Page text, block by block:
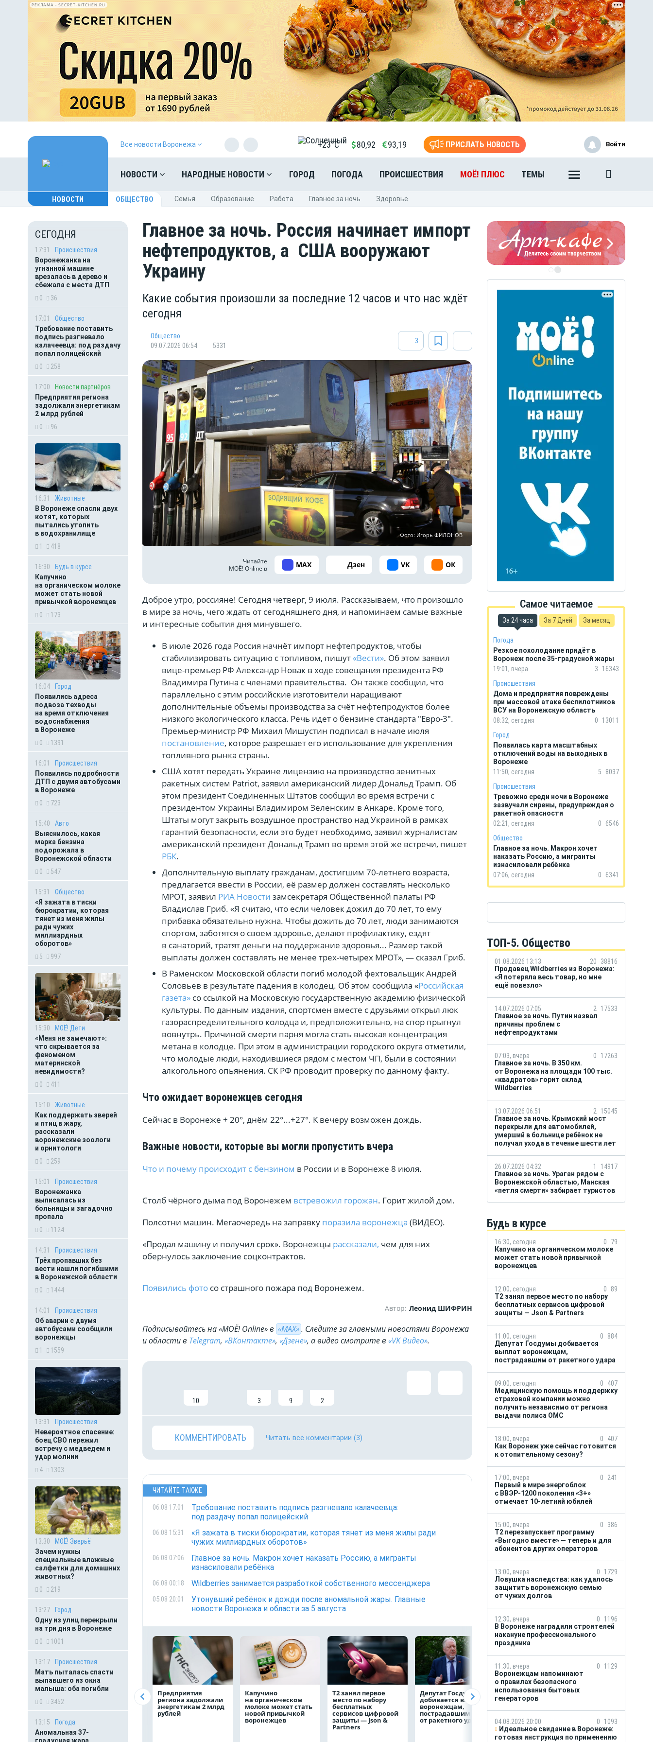
РЕКЛАМА • SECRET-KITCHEN.RU
Все новости Воронежа +23°C 80,92 93,19 ПРИСЛАТЬ НОВОСТЬ
НОВОСТИ НАРОДНЫЕ НОВОСТИ ГОРОД ПОГОДА ПРОИСШЕСТВИЯ МОЁ! ПЛЮС ТЕМЫ
Войти
НОВОСТИ ОБЩЕСТВО Cемья Oбразование Pабота Главное за ночь Здоровье
СЕГОДНЯ
17:31
Происшествия
Воронежанка на
угнанной машине
врезалась в дерево и
сбежала с места ДТП
0
36
17:01
Общество
Требование поставить
подпись разгневало
калачеевца: под раздачу
попал полицейский
0
258
17:00
Новости партнёров
Предприятия региона
задолжали энергетикам
2 млрд рублей
0
96
16:31
Животные
В Воронеже спасли двух
котят, которых
пытались утопить
в водохранилище
1
418
16:30
Будь в курсе
Капучино
на органическом молоке
может стать новой
привычкой воронежцев
0
173
16:04
Город
Появились адреса
подвоза техводы
на время отключения
водоснабжения
в Воронеже
0
1391
16:01
Происшествия
Появились подробности
ДТП с двумя автобусами
в Воронеже
0
723
15:40
Авто
Выяснилось, какая
марка бензина
подорожала в
Воронежской области
0
547
15:31
Общество
«Я зажата в тиски
бюрократии, которая
тянет из меня жилы
ради чужих
миллиардных
оборотов»
5
997
15:30
МОЁ! Дети
«Меня не замечают»:
что скрывается за
феноменом
материнской
невидимости?
0
411
15:10
Животные
Как поддержать зверей
и птиц в жару,
рассказали
воронежские зоологи
и орнитологи
0
259
15:01
Происшествия
Воронежанка
выписалась из
больницы и загадочно
пропала
0
1124
14:31
Происшествия
Трёх пропавших без
вести нашли погибшими
в Воронежской области
0
1444
14:01
Происшествия
Об аварии с двумя
автобусами сообщили
воронежцы
1
1559
13:31
Происшествия
Невероятное спасение:
боец СВО пережил
встречу с медведем и
удар молнии
4
1303
13:30
МОЁ! Зверьё
Зачем нужны
специальные влажные
салфетки для домашних
животных?
0
219
13:27
Город
Одну из улиц перекрыли
на три дня в Воронеже
0
1001
13:17
Происшествия
Мать пыталась спасти
выпавшего из окна
малыша: оба погибли
0
3452
13:15
Погода
Аномальная 37-
Главное за ночь. Россия начинает импорт
нефтепродуктов, а США вооружают
Украину
Какие события произошли за последние 12 часов и что нас ждёт
сегодня
Общество
09.07.2026 06:54
5331
3
Фото: Игорь ФИЛОНОВ
Читайте
МОЁ! Online в
MAX Дзен VK ОК
Доброе утро, россияне! Сегодня четверг, 9 июля. Рассказываем, что произошло
в мире за ночь, чего ждать от сегодняшнего дня, и напоминаем самые важные
и интересные события дня минувшего.
В июле 2026 года Россия начнёт импорт нефтепродуктов, чтобы
стабилизировать ситуацию с топливом, пишут«Вести». Об этом заявил
вице-премьер РФ Александр Новак в ходе совещания президента РФ
Владимира Путина с членами правительства. Он также сообщил, что
параллельно с этим российские изготовители наращивают
дополнительные объемы производства за счёт нефтепродуктов более
низкого экологического класса. Речь идет о бензине стандарта "Евро-3".
Премьер-министр РФ Михаил Мишустин подписал в начале июля
постановление, которое разрешает его использование для укрепления
топливного рынка страны.
США хотят передать Украине лицензию на производство зенитных
ракетных систем Patriot, заявил американский лидер Дональд Трамп. Об
этом президент Соединенных Штатов сообщил во время встречи с
президентом Украины Владимиром Зеленским в Анкаре. Кроме того,
Штаты могут закрыть воздушное пространство над Украиной в рамках
гарантий безопасности, если это будет необходимо, заявил журналистам
американский президент Дональд Трамп во время этой же встречи, пишет
РБК.
Дополнительную выплату гражданам, достигшим 70-летнего возраста,
предлагается ввести в России, её размер должен составлять несколько
МРОТ, заявил РИА Новости замсекретаря Общественной палаты РФ
Владислав Гриб. «Я считаю, что если человек дожил до 70 лет, то ему
прибавка обязательно нужна. Чтобы дожить до 70 лет, люди занимаются
спортом, заботятся о своем здоровье, делают профилактику, ездят
в санаторий, тратят деньги на поддержание здоровья... Размер такой
выплаты должен составлять не менее трех-четырех МРОТ», — сказал Гриб.
В Раменском Московской области погиб молодой фехтовальщик Андрей
Соловьев в результате падения в колодец. Об этом сообщила «Российская
газета» со ссылкой на Московскую государственную академию физической
культуры. По данным издания, спортсмен вместе с друзьями открыл люк
газораспределительного колодца и, предположительно, на спор прыгнул
вовнутрь. Причиной смерти парня могла стать высокая концентрация
метана в колодце. При этом в администрации городского округа отметили,
что молодые люди, находившиеся рядом с местом ЧП, были в состоянии
алкогольного опьянения. СК РФ проводит проверку по данному факту.
Что ожидает воронежцев сегодня
Сейчас в Воронеже + 20°, днём 22°...+27°. К вечеру возможен дождь.
Важные новости, которые вы могли пропустить вчера
Что и почему происходит с бензином в России и в Воронеже 8 июля.
Столб чёрного дыма под Воронежем встревожил горожан. Горит жилой дом.
Полсотни машин. Мегаочередь на заправку поразила воронежца (ВИДЕО).
«Продал машину и получил срок». Воронежцы рассказали, чем для них
обернулось заключение соцконтрактов.
Появились фото со страшного пожара под Воронежем.
Автор: Леонид ШИФРИН
Подписывайтесь на «МОЁ! Online» в «МАХ». Cледите за главными новостями Воронежа
и области в Telegram, «ВКонтакте», «Дзене», а видео смотрите в «VK Видео».
10 3 9 2
КОММЕНТИРОВАТЬ Читать все комментарии (3)
ЧИТАЙТЕ ТАКЖЕ
06.08 17:01
Требование поставить подпись разгневало калачеевца:
под раздачу попал полицейский
06.08 15:31
«Я зажата в тиски бюрократии, которая тянет из меня жилы ради
чужих миллиардных оборотов»
06.08 07:06
Главное за ночь. Макрон хочет наказать Россию, а мигранты
изнасиловали ребёнка
06.08 00:18 Wildberries занимается разработкой собственного мессенджера
05.08 20:01
Утонувший ребёнок и дожди после аномальной жары. Главные
новости Воронежа и области за 5 августа
Предприятия
региона задолжали
энергетикам 2 млрд
рублей
Капучино
на органическом
молоке может стать
новой привычкой
воронежцев
Т2 занял первое
место по набору
бесплатных
сервисов цифровой
защиты — Json &
Partners
Депутат Госдумы
добивается выплат
воронежцам,
пострадавшим
от ракетного удара
Медицинскую
помощь
страховой компании
можно получить
независимо
от региона выдачи
сезону?
Книга памяти воронежских
ЭТО БЫЛО В
воинов-интернационалистов
ЭТО БЫЛО В
Книга памяти воронежских
Самое читаемое
За 24 часа За 7 Дней За месяц
Погода
Резкое похолодание придёт в
Воронеж после 35-градусной жары
19:01, вчера
3
16343
Происшествия
Дома и предприятия повреждены
при массовой атаке беспилотников
ВСУ на Воронежскую область
08:32, сегодня
0
13011
Город
Появилась карта масштабных
отключений воды на выходных в
Воронеже
11:50, сегодня
5
8037
Происшествия
Тревожно среди ночи в Воронеже
зазвучали сирены, предупреждая о
ракетной опасности
02:21, сегодня
0
6546
Общество
Главное за ночь. Макрон хочет
наказать Россию, а мигранты
изнасиловали ребёнка
07:06, сегодня
0 6341
ТОП-5. Общество
01.08.2026 13:13 20
38816
Продавец Wildberries из Воронежа:
«Я потеряла весь товар, но мне
ещё повезло»
14.07.2026 07:05 2
17533
Главное за ночь. Путин назвал
причины проблем с
нефтепродуктами
07:03, вчера 0
17263
Главное за ночь. В 350 км.
от Воронежа на площади 100 тыс.
«квадратов» горит склад
Wildberries
13.07.2026 06:51 2
15045
Главное за ночь. Крымский мост
перекрыли для автомобилей,
умерший в больнице ребёнок не
получал ухода в течение шести лет
26.07.2026 04:32 1
14917
Главное за ночь. Ураган рядом с
Воронежской областью, Манская
«петля смерти» забирает туристов
Будь в курсе
16:30, сегодня 0
79
Капучино на органическом молоке
может стать новой привычкой
воронежцев
12:00, сегодня 0
89
Т2 занял первое место по набору
бесплатных сервисов цифровой
защиты — Json & Partners
11:00, сегодня 0
884
Депутат Госдумы добивается
выплат воронежцам,
пострадавшим от ракетного удара
09:00, сегодня 0
407
Медицинскую помощь и поддержку
страховой компании можно
получить независимо от региона
выдачи полиса ОМС
18:00, вчера 0
407
Как Воронеж уже сейчас готовится
к отопительному сезону?
17:00, вчера 0
241
Первый в мире энергоблок
с ВВЭР-1200 поколения «3+»
отмечает 10-летний юбилей
15:00, вчера 0
386
Т2 перезапускает программу
«Выгодно вместе» — теперь и для
абонентов других операторов
13:00, вчера 0
1729
Ловушка наследства: как удалось
защитить воронежскую семью
от чужих долгов
12:30, вчера 0
1196
В Воронеже наградили строителей
накануне профессионального
праздника
11:30, вчера 0
1129
Воронежцам напоминают
о правилах безопасного
использования бытовых
генераторов
04.08.2026 20:00 0
1093
Идеальное свидание в Воронеже:
готовая инструкция по применению